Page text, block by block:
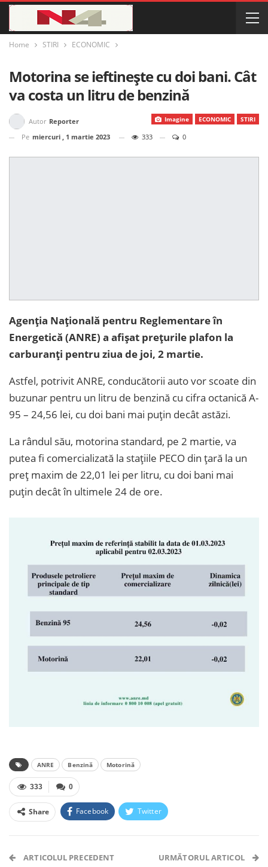
Home STIRI ECONOMIC
Motorina se ieftinește cu doi bani. Cât
va costa un litru de benzină
Imagine ECONOMIC STIRI
Autor Reporter
Pe miercuri , 1 martie 2023 333 0
Agenția Națională pentru Reglementare în
Energetică (ANRE) a afișat prețurile plafon la
carburanți pentru ziua de joi, 2 martie.
Astfel, potrivit ANRE, conducătorii auto vor scoate din
buzunar pentru un litru de benzină cu cifra octanică A-
95 – 24,56 lei, cu doi bani mai puțin decât astăzi.
La rândul său, motorina standard, pe 2 martie, va
putea fi comercializată la stațiile PECO din țară la un
preț maxim de 22,01 lei per litru, cu doi bani mai
puțin decât în ultimele 24 de ore.
ANRE Benzină Motorină
0
333
Share Facebook Twitter
Telegram WhatsApp Viber
ARTICOLUL PRECEDENT URMĂTORUL ARTICOL